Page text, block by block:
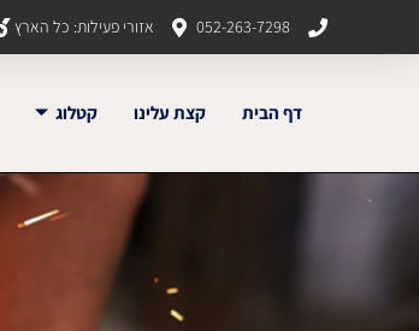
052-263-7298 אזורי פעילות: כל הארץ
דף הבית קצת עלינו קטלוג